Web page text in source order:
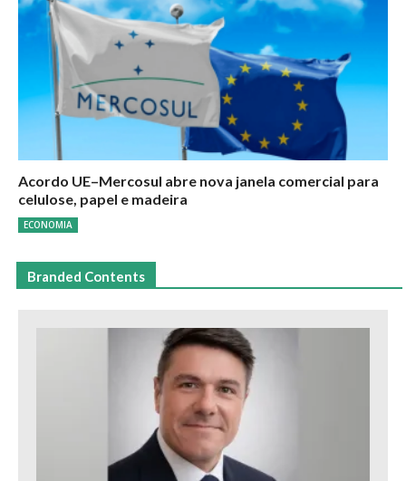
Acordo UE–Mercosul abre nova janela comercial para
celulose, papel e madeira
ECONOMIA
Branded Contents